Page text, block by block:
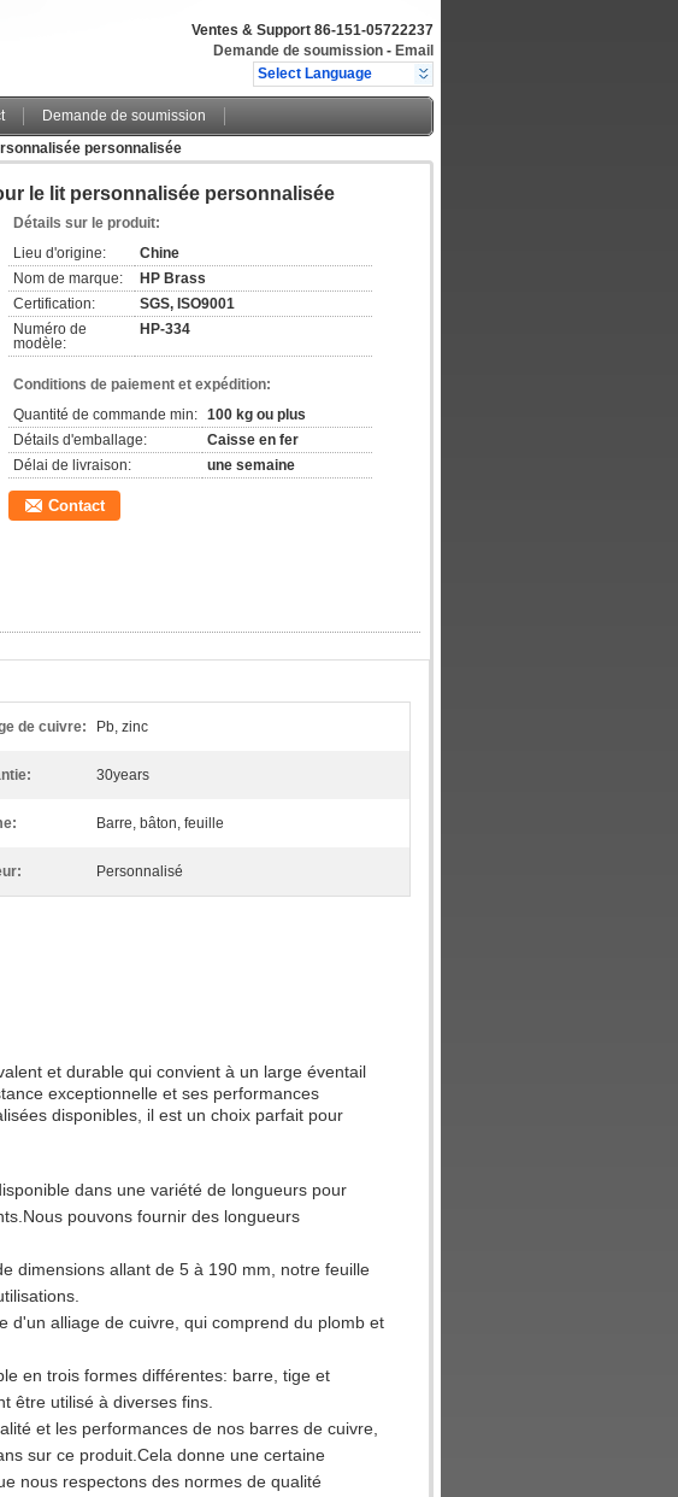
Ventes & Support 86-151-05722237
Demande de soumission - Email
Select Language
Demande de soumission
personnalisée
le lit personnalisée personnalisée
Détails sur le produit:
Lieu d'origine:
Chine
Nom de marque:
HP Brass
Certification:
SGS, ISO9001
Numéro de
modèle:
HP-334
Conditions de paiement et expédition:
Quantité de commande min: 100 kg ou plus
Détails d'emballage:
Caisse en fer
Délai de livraison:
une semaine
Contact
de cuivre: Pb, zinc
30years
Barre, bâton, feuille
Personnalisé
et durable qui convient à un large éventail
exceptionnelle et ses performances
disponibles, il est un choix parfait pour
dans une variété de longueurs pour
pouvons fournir des longueurs
dimensions allant de 5 à 190 mm, notre feuille
d'un alliage de cuivre, qui comprend du plomb et
en trois formes différentes: barre, tige et
être utilisé à diverses fins.
et les performances de nos barres de cuivre,
sur ce produit.Cela donne une certaine
nous respectons des normes de qualité